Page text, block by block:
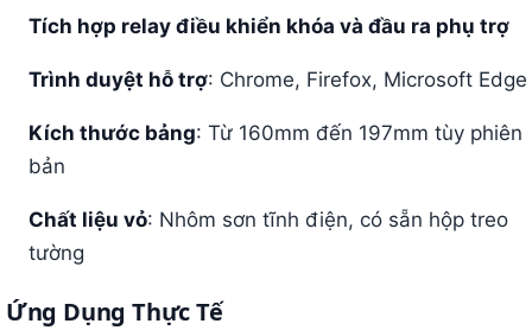
Tích hợp relay điều khiển khóa và đầu ra phụ trợ
Trình duyệt hỗ trợ: Chrome, Firefox, Microsoft Edge
Kích thước bảng: Từ 160mm đến 197mm tùy phiên
bản
Chất liệu vỏ: Nhôm sơn tĩnh điện, có sẵn hộp treo
tường
Ứng Dụng Thực Tế